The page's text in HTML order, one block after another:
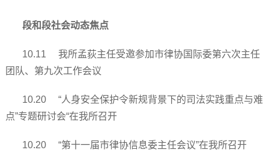
段和段社会动态焦点
10.11 我所孟荻主任受邀参加市律协国际委第六次主任
团队、第九次工作会议
10.20 “人身安全保护令新规背景下的司法实践重点与难
点”专题研讨会“在我所召开
10.20 “第十一届市律协信息委主任会议”在我所召开